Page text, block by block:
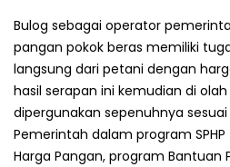
Bulog sebagai operator
pangan pokok beras memiliki
langsung dari petani dengan
hasil serapan ini kemudian di
dipergunakan sepenuhnya
Pemerintah dalam program
Harga Pangan, program Bantuan